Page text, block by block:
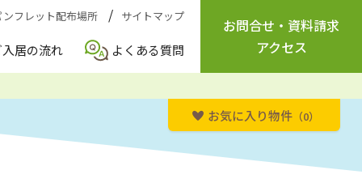
ンフレット配布場所 サイトマップ
入居の流れ よくある質問
お問合せ ・ 資料請求
アクセス
お気に入り物件（0）